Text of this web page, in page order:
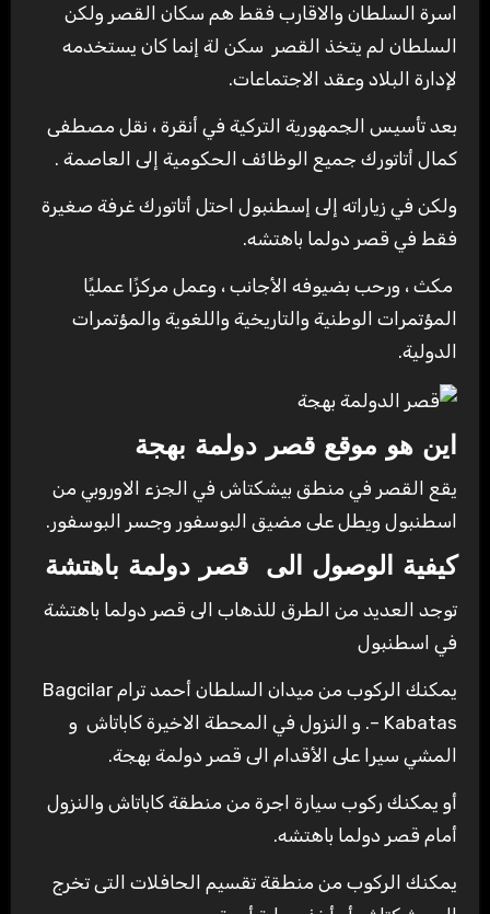
اسرة السلطان والاقارب فقط هم سكان القصر ولكن
السلطان لم يتخذ القصر سكن لة إنما كان يستخدمه
لإدارة البلاد وعقد الاجتماعات.
بعد تأسيس الجمهورية التركية في أنقرة ، نقل مصطفى
كمال أتاتورك جميع الوظائف الحكومية إلى العاصمة .
ولكن في زياراته إلى إسطنبول احتل أتاتورك غرفة صغيرة
فقط في قصر دولما باهتشه.
مكث ، ورحب بضيوفه الأجانب ، وعمل مركزًا عمليًا
المؤتمرات الوطنية والتاريخية واللغوية والمؤتمرات
الدولية.
اين هو موقع قصر دولمة بهجة
يقع القصر في منطق بيشكتاش في الجزء الاوروبي من
اسطنبول ويطل على مضيق البوسفور وجسر البوسفور.
كيفية الوصول الى قصر دولمة باهتشة
توجد العديد من الطرق للذهاب الى قصر دولما باهتشة
في اسطنبول
يمكنك الركوب من ميدان السلطان أحمد ترام Bagcilar
– Kabatas. و النزول في المحطة الاخيرة كاباتاش و
المشي سيرا على الأقدام الى قصر دولمة بهجة.
أو يمكنك ركوب سيارة اجرة من منطقة كاباتاش والنزول
أمام قصر دولما باهتشه.
يمكنك الركوب من منطقة تقسيم الحافلات التى تخرج